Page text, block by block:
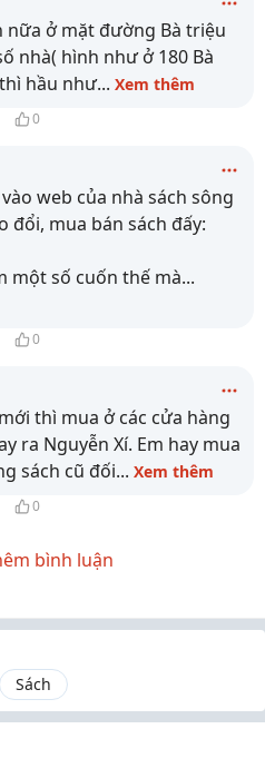
nữa ở mặt đường Bà triệu
nhà( hình như ở 180 Bà
hầu như... Xem thêm
0
vào web của nhà sách sông
đổi, mua bán sách đấy:
một số cuốn thế mà...
0
thì mua ở các cửa hàng
ra Nguyễn Xí. Em hay mua
sách cũ đối... Xem thêm
0
bình luận
Sách